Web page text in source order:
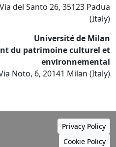
del Santo 26, 35123 Padua
(Italy)
Université de Milan
du patrimoine culturel et
environnemental
Noto, 6, 20141 Milan (Italy)
Privacy Policy
Cookie Policy